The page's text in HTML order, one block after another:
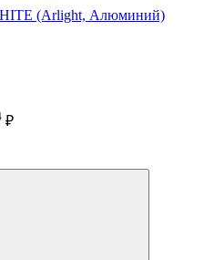
(Arlight, Алюминий)
₽